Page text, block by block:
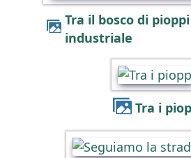
Tra il bosco di pioppi e la zona
industriale
Tra i